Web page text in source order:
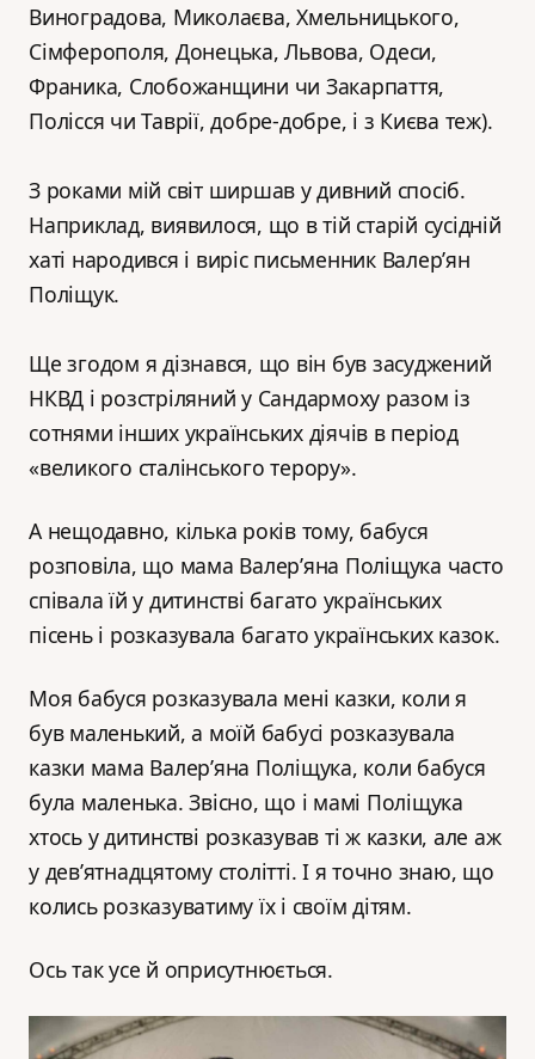
Виноградова, Миколаєва, Хмельницького,
Сімферополя, Донецька, Львова, Одеси,
Франика, Слобожанщини чи Закарпаття,
Полісся чи Таврії, добре-добре, і з Києва теж).
З роками мій світ ширшав у дивний спосіб.
Наприклад, виявилося, що в тій старій сусідній
хаті народився і виріс письменник Валер’ян
Поліщук.
Ще згодом я дізнався, що він був засуджений
НКВД і розстріляний у Сандармоху разом із
сотнями інших українських діячів в період
«великого сталінського терору».
А нещодавно, кілька років тому, бабуся
розповіла, що мама Валер’яна Поліщука часто
співала їй у дитинстві багато українських
пісень і розказувала багато українських казок.
Моя бабуся розказувала мені казки, коли я
був маленький, а моїй бабусі розказувала
казки мама Валер’яна Поліщука, коли бабуся
була маленька. Звісно, що і мамі Поліщука
хтось у дитинстві розказував ті ж казки, але аж
у дев’ятнадцятому столітті. І я точно знаю, що
колись розказуватиму їх і своїм дітям.
Ось так усе й оприсутнюється.